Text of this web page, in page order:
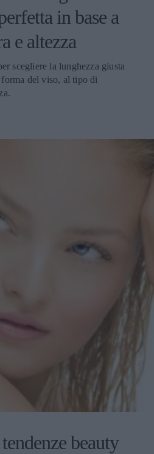
in base a
e altezza
scegliere la lunghezza giusta
del viso, al tipo di
beauty